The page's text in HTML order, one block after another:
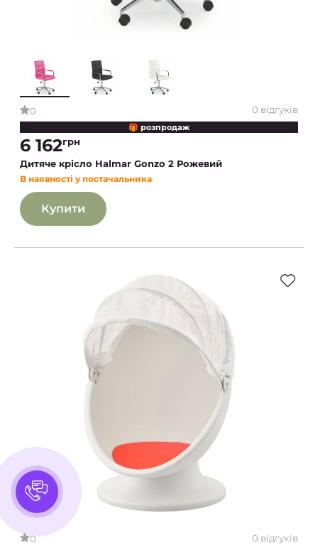
0 0 відгуків
🎁 розпродаж
6 162грн
Дитяче крісло Halmar Gonzo 2 Рожевий
В наявності у постачальника
Купити
0 0 відгуків